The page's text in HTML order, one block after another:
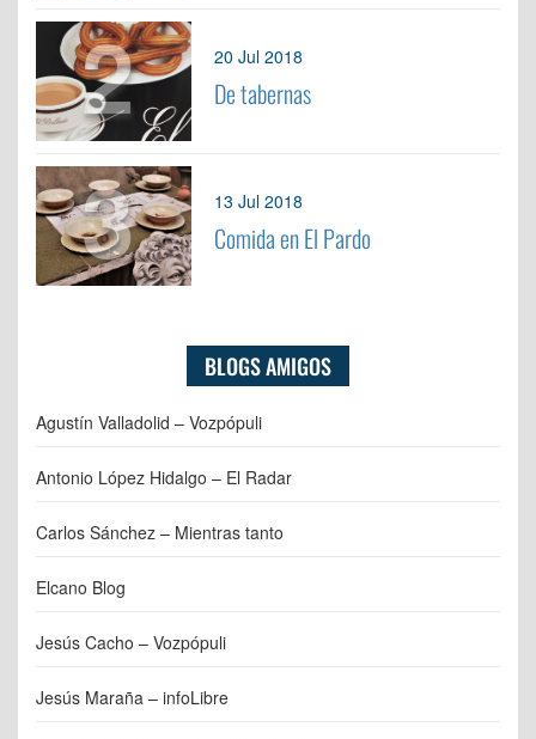
2 20 Jul 2018
De tabernas
3 13 Jul 2018
Comida en El Pardo
BLOGS AMIGOS
Agustín Valladolid – Vozpópuli
Antonio López Hidalgo – El Radar
Carlos Sánchez – Mientras tanto
Elcano Blog
Jesús Cacho – Vozpópuli
Jesús Maraña – infoLibre